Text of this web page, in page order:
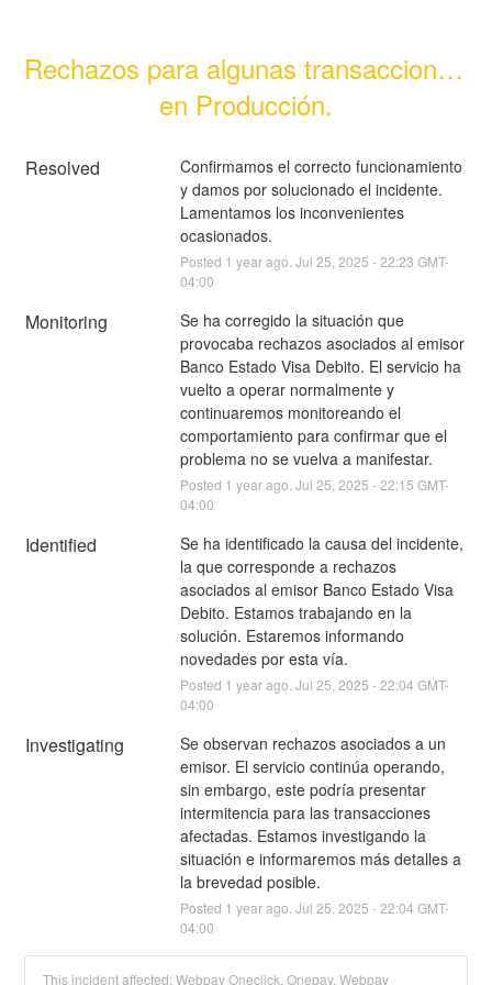
Rechazos para algunas transacciones
en Producción.
Resolved
Confirmamos el correcto funcionamiento
y damos por solucionado el incidente.
Lamentamos los inconvenientes
ocasionados.
Posted 1 year ago. Jul 25 2025 -22:23 GMT-
04:00
Monitoring
Se ha corregido la situación que
provocaba rechazos asociados al emisor
Banco Estado Visa Debito. El servicio ha
vuelto a operar normalmente y
continuaremos monitoreando el
comportamiento para confirmar que el
problema no se vuelva a manifestar.
Posted 1 year ago. Jul 25 2025 -22:15 GMT-
04:00
Identified
Se ha identificado la causa del incidente,
la que corresponde a rechazos
asociados al emisor Banco Estado Visa
Debito. Estamos trabajando en la
solución. Estaremos informando
novedades por esta vía.
Posted 1 year ago. Jul 25 2025 -22:04 GMT-
04:00
Investigating
Se observan rechazos asociados a un
emisor. El servicio continúa operando,
sin embargo, este podría presentar
intermitencia para las transacciones
afectadas. Estamos investigando la
situación e informaremos más detalles a
la brevedad posible.
Posted 1 year ago. Jul 25 2025 -22:04 GMT-
04:00
This incident affected: Webpay Oneclick, Onepay, Webpay